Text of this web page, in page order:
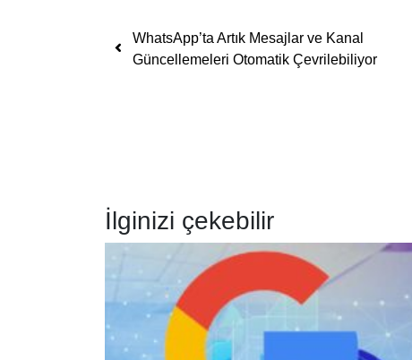
Yazı dolaşımı
WhatsApp’ta Artık Mesajlar ve Kanal
Güncellemeleri Otomatik Çevrilebiliyor
İlginizi çekebilir